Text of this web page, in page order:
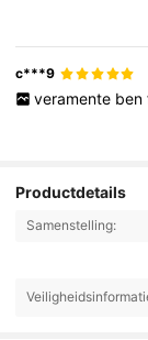
c***9
veramente ben
Productdetails
Samenstelling: